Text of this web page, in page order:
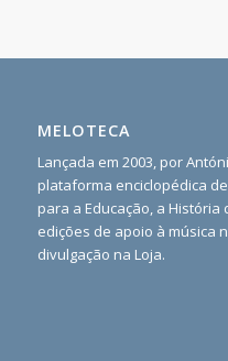
MELOTECA
Lançada em 2003, por
plataforma enciclopédica
para a Educação, a
edições de apoio à música
divulgação na Loja.